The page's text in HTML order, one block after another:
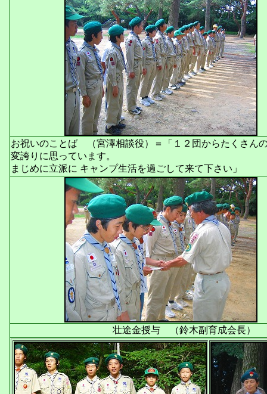
お祝いのことば （宮澤相談役）＝「１２団からたくさん
変誇りに思っています。
まじめに立派に キャンプ生活を過ごして来て下さい」
壮途金授与 （鈴木副育成会長）